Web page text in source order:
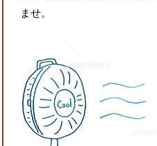
ませ。